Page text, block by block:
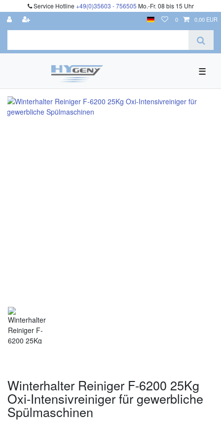
Service Hotline +49(0)35603 - 756505 Mo.-Fr. 08 bis 15 Uhr
0 0,00 EUR
☰
Winterhalter Reiniger F-6200 25Kg
Oxi-Intensivreiniger für gewerbliche
Spülmaschinen